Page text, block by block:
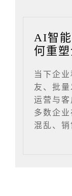
AI智
何重塑
当下企
友、批
运营与客
多数企
混乱、